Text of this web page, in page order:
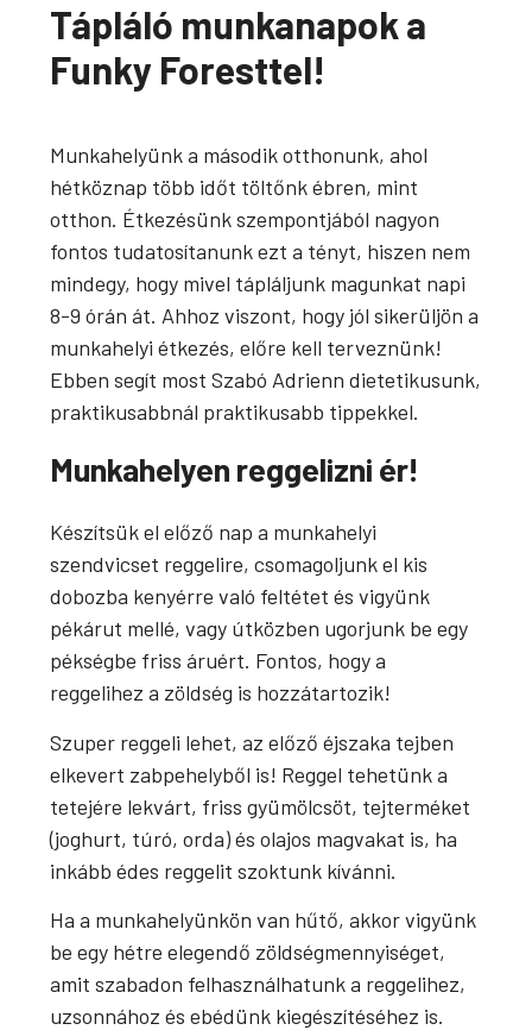
Tápláló munkanapok a
Funky Foresttel!
Munkahelyünk a második otthonunk, ahol
hétköznap több időt töltőnk ébren, mint
otthon. Étkezésünk szempontjából nagyon
fontos tudatosítanunk ezt a tényt, hiszen nem
mindegy, hogy mivel tápláljunk magunkat napi
8-9 órán át. Ahhoz viszont, hogy jól sikerüljön a
munkahelyi étkezés, előre kell terveznünk!
Ebben segít most Szabó Adrienn dietetikusunk,
praktikusabbnál praktikusabb tippekkel.
Munkahelyen reggelizni ér!
Készítsük el előző nap a munkahelyi
szendvicset reggelire, csomagoljunk el kis
dobozba kenyérre való feltétet és vigyünk
pékárut mellé, vagy útközben ugorjunk be egy
pékségbe friss áruért. Fontos, hogy a
reggelihez a zöldség is hozzátartozik!
Szuper reggeli lehet, az előző éjszaka tejben
elkevert zabpehelyből is! Reggel tehetünk a
tetejére lekvárt, friss gyümölcsöt, tejterméket
(joghurt, túró, orda) és olajos magvakat is, ha
inkább édes reggelit szoktunk kívánni.
Ha a munkahelyünkön van hűtő, akkor vigyünk
be egy hétre elegendő zöldségmennyiséget,
amit szabadon felhasználhatunk a reggelihez,
uzsonnához és ebédünk kiegészítéséhez is.